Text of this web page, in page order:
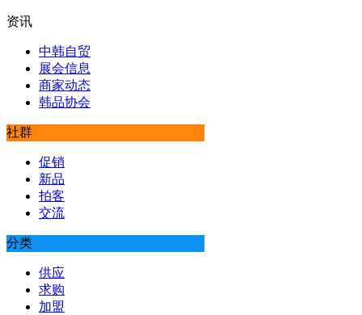
资讯
中韩自贸
展会信息
商家动态
韩品协会
社群
促销
新品
拍客
交流
分类
供应
求购
加盟